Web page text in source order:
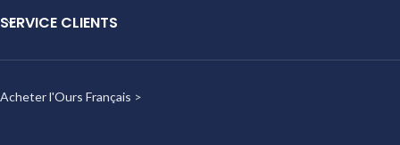
SERVICE CLIENTS
Acheter l'Ours Français >